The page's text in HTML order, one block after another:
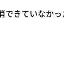
きていなかっ